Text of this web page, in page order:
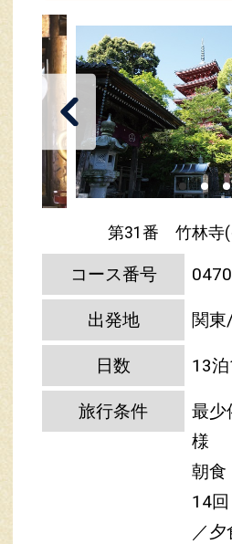
第31番 竹林寺(
コース番号
出発地 関
日数 13
旅行条件
最少
様
朝食
14回
／